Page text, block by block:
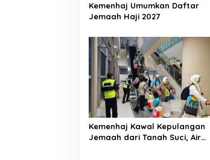
Kemenhaj Umumkan Daftar
Jemaah Haji 2027
Kemenhaj Kawal Kepulangan
Jemaah dari Tanah Suci, Air